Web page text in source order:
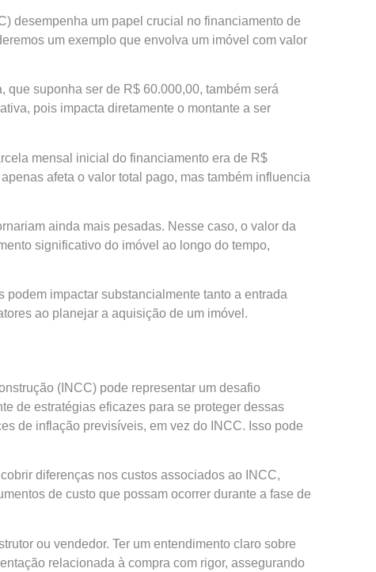
desempenha um papel crucial no financiamento de
um exemplo que envolva um imóvel com valor
suponha ser de R$ 60.000,00, também será
pois impacta diretamente o montante a ser
mensal inicial do financiamento era de R$
afeta o valor total pago, mas também influencia
ainda mais pesadas. Nesse caso, o valor da
significativo do imóvel ao longo do tempo,
impactar substancialmente tanto a entrada
ao planejar a aquisição de um imóvel.
(INCC) pode representar um desafio
de estratégias eficazes para se proteger dessas
de inflação previsíveis, em vez do INCC. Isso pode
diferenças nos custos associados ao INCC,
de custo que possam ocorrer durante a fase de
ou vendedor. Ter um entendimento claro sobre
relacionada à compra com rigor, assegurando